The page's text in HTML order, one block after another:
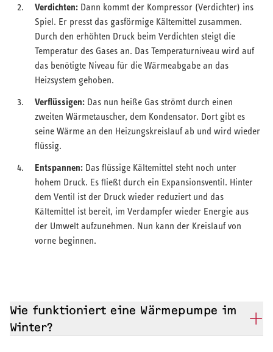
Verdichten: Dann kommt der Kompressor (Verdichter) ins
Spiel. Er presst das gasförmige Kältemittel zusammen.
Durch den erhöhten Druck beim Verdichten steigt die
Temperatur des Gases an. Das Temperaturniveau wird auf
das benötigte Niveau für die Wärmeabgabe an das
Heizsystem gehoben.
Verflüssigen: Das nun heiße Gas strömt durch einen
zweiten Wärmetauscher, dem Kondensator. Dort gibt es
seine Wärme an den Heizungskreislauf ab und wird wieder
flüssig.
Entspannen: Das flüssige Kältemittel steht noch unter
hohem Druck. Es fließt durch ein Expansionsventil. Hinter
dem Ventil ist der Druck wieder reduziert und das
Kältemittel ist bereit, im Verdampfer wieder Energie aus
der Umwelt aufzunehmen. Nun kann der Kreislauf von
vorne beginnen.
Wie funktioniert eine Wärmepumpe im
Winter?